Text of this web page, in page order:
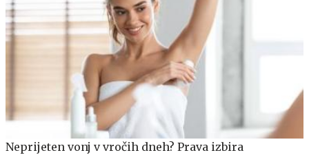
Neprijeten vonj v vročih dneh? Prava izbira